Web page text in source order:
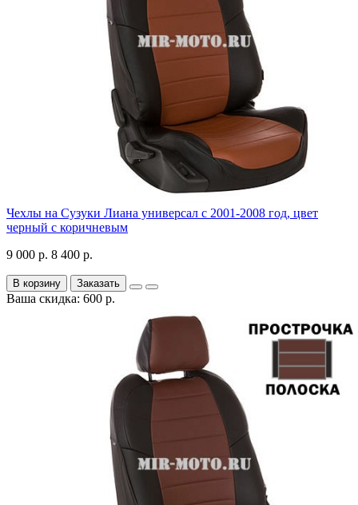
Чехлы на Сузуки Лиана универсал с 2001-2008 год, цвет
черный с коричневым
9 000 р. 8 400 р.
В корзину Заказать
Ваша скидка: 600 р.